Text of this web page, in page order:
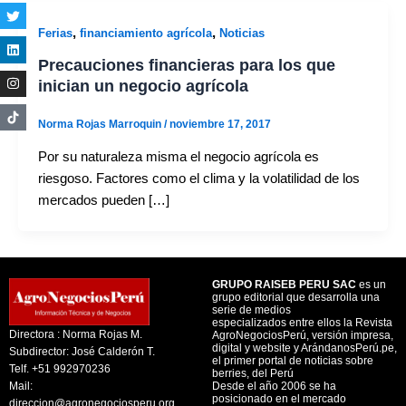
Ferias, financiamiento agrícola, Noticias
Precauciones financieras para los que
inician un negocio agrícola
Norma Rojas Marroquin /noviembre 17, 2017
Por su naturaleza misma el negocio agrícola es
riesgoso. Factores como el clima y la volatilidad de los
mercados pueden […]
Directora : Norma Rojas M.
Subdirector: José Calderón T.
Telf. +51 992970236
Mail:
direccion@agronegociosperu.org
GRUPO RAISEB PERU SAC es un
grupo editorial que desarrolla una
serie de medios
especializados entre ellos la Revista
AgroNegociosPerú, versión impresa,
digital y website y ArándanosPerú.pe,
el primer portal de noticias sobre
berries, del Perú
Desde el año 2006 se ha
posicionado en el mercado